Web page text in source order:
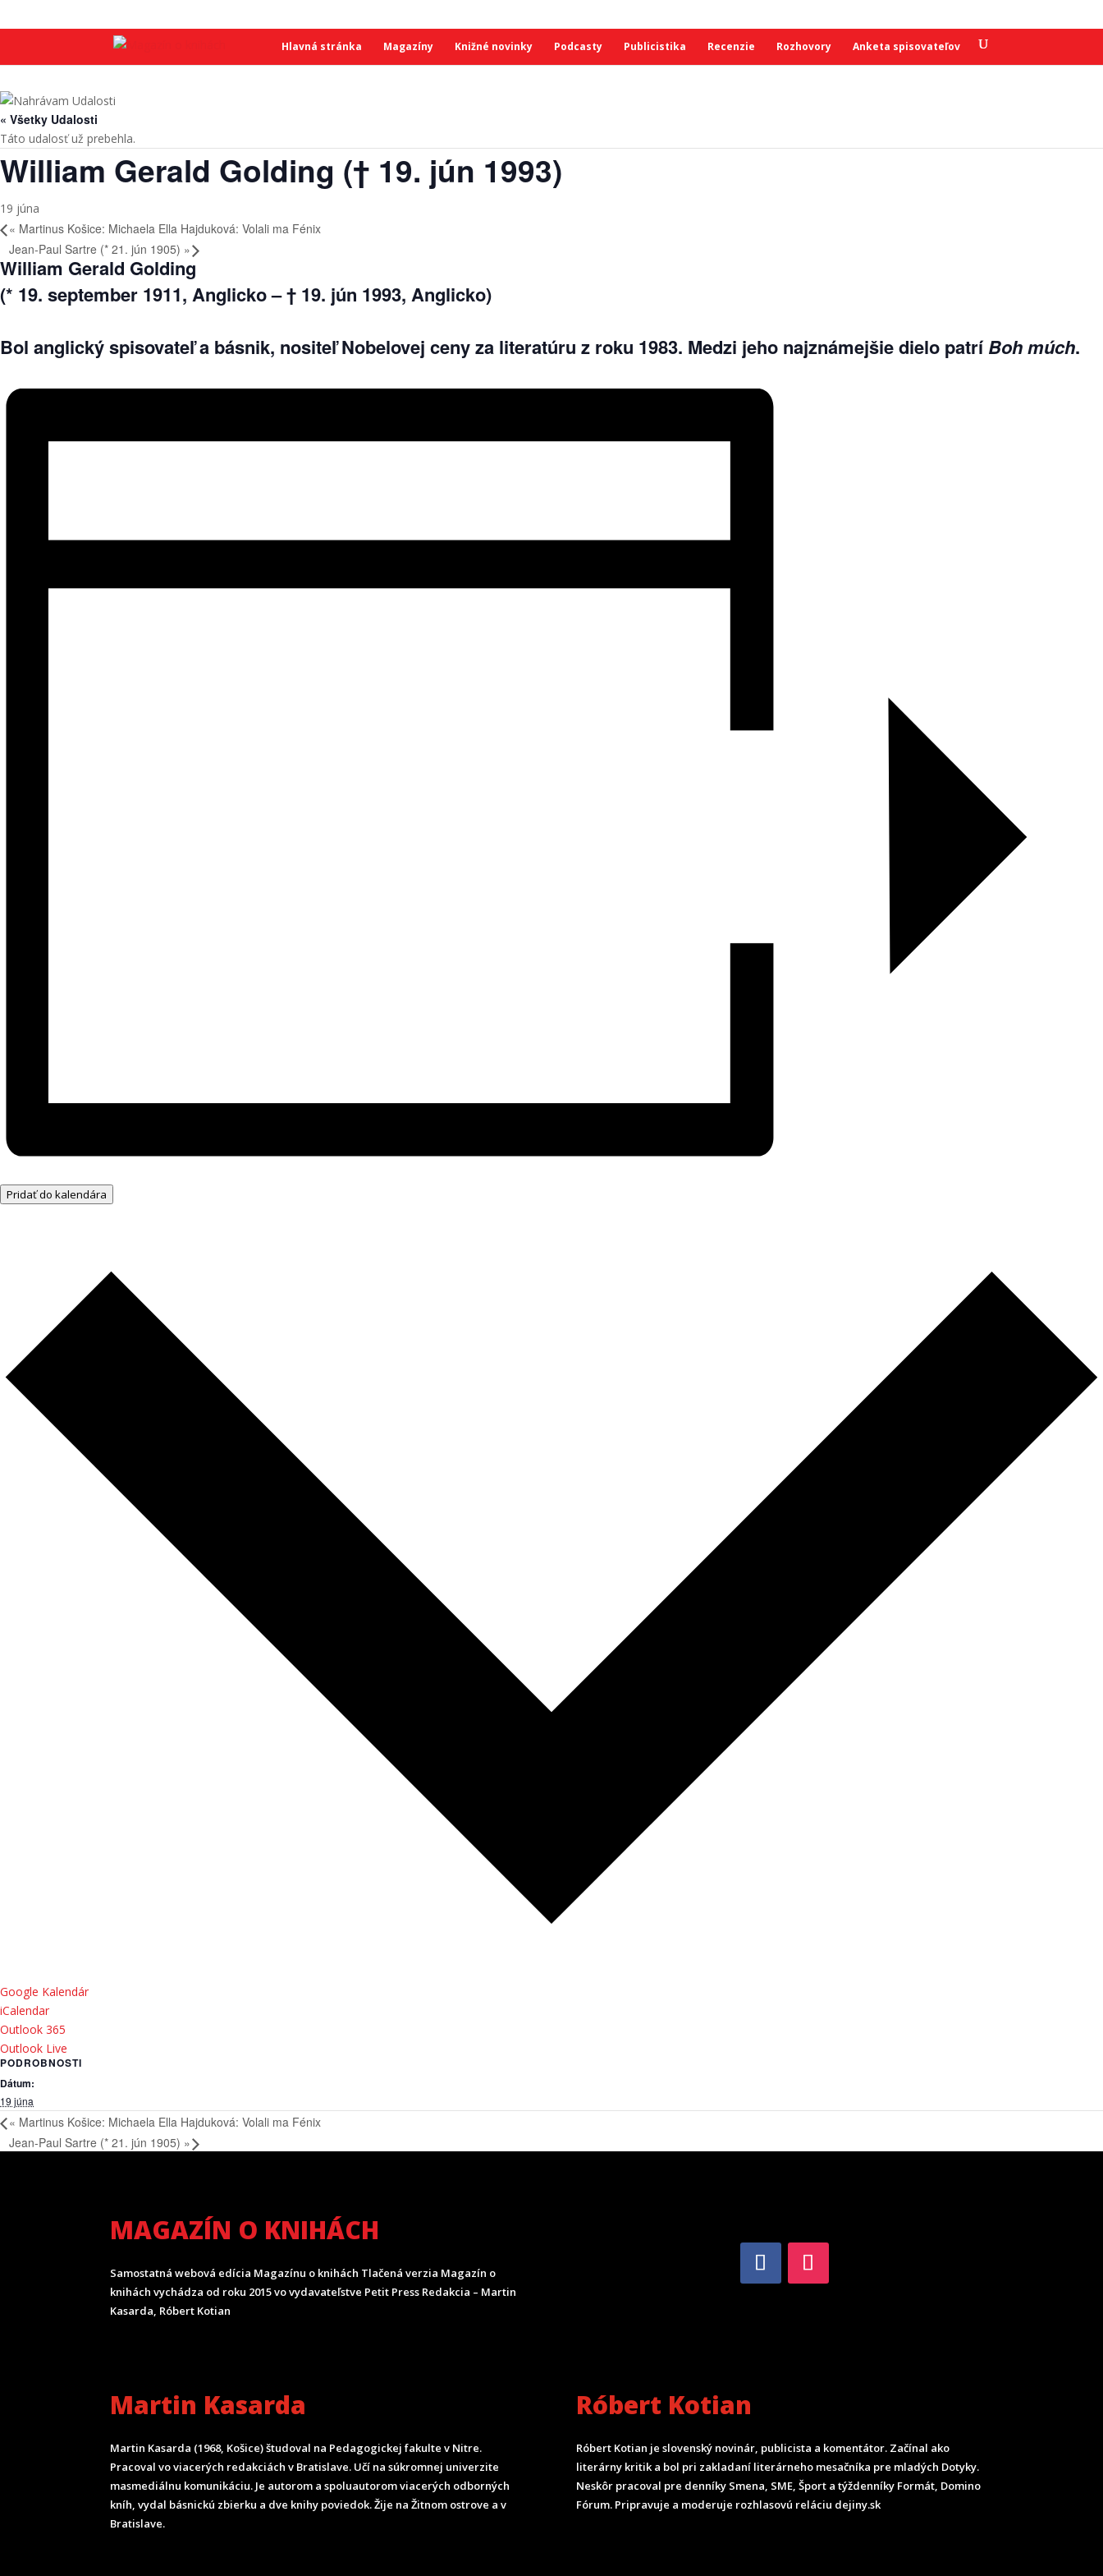
Hlavná stránka Magazíny Knižné novinky Podcasty Publicistika Recenzie Rozhovory Anketa spisovateľov
« Všetky Udalosti
Táto udalosť už prebehla.
William Gerald Golding († 19. jún 1993)
19 júna
« Martinus Košice: Michaela Ella Hajduková: Volali ma Fénix
Jean-Paul Sartre (* 21. jún 1905) »
William Gerald Golding
(* 19. september 1911, Anglicko – † 19. jún 1993, Anglicko)
Bol anglický spisovateľ a básnik, nositeľ Nobelovej ceny za literatúru z roku 1983. Medzi jeho najznámejšie dielo patríBoh múch.
Pridať do kalendára
Google Kalendár
iCalendar
Outlook 365
Outlook Live
PODROBNOSTI
Dátum:
19 júna
« Martinus Košice: Michaela Ella Hajduková: Volali ma Fénix
Jean-Paul Sartre (* 21. jún 1905) »
MAGAZÍN O KNIHÁCH
Samostatná webová edícia Magazínu o knihách Tlačená verzia Magazín o
knihách vychádza od roku 2015 vo vydavateľstve Petit Press Redakcia – Martin
Kasarda, Róbert Kotian
Martin Kasarda
Martin Kasarda (1968, Košice) študoval na Pedagogickej fakulte v Nitre.
Pracoval vo viacerých redakciách v Bratislave. Učí na súkromnej univerzite
masmediálnu komunikáciu. Je autorom a spoluautorom viacerých odborných
kníh, vydal básnickú zbierku a dve knihy poviedok. Žije na Žitnom ostrove a v
Bratislave.
Róbert Kotian
Róbert Kotian je slovenský novinár, publicista a komentátor. Začínal ako
literárny kritik a bol pri zakladaní literárneho mesačníka pre mladých Dotyky.
Neskôr pracoval pre denníky Smena, SME, Šport a týždenníky Formát, Domino
Fórum. Pripravuje a moderuje rozhlasovú reláciu dejiny.sk